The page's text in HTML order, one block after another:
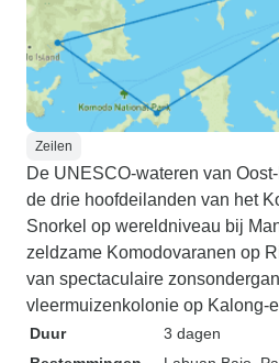
Zeilen
De UNESCO-wateren van
de drie hoofdeilanden van het
Snorkel op wereldniveau bij
zeldzame Komodovaranen op
van spectaculaire
vleermuizenkolonie op Kalong-
Duur
3 dagen